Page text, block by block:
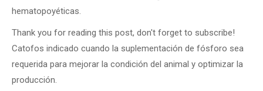
hematopoyéticas.
Thank you for reading this post, don't forget to subscribe!
Catofos indicado cuando la suplementación de fósforo sea
requerida para mejorar la condición del animal y optimizar la
producción.